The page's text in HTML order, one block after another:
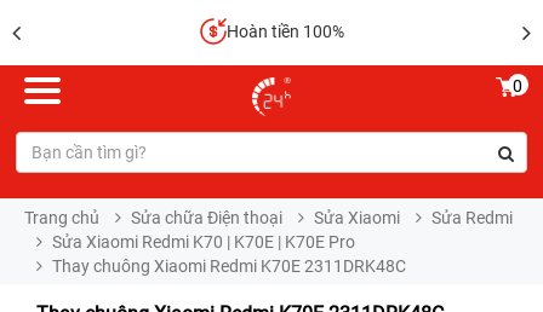
Hoàn tiền 100%
0
Trang chủ Sửa chữa Điện thoại Sửa Xiaomi
Sửa Redmi
Sửa Xiaomi Redmi K70 | K70E | K70E Pro
Thay chuông Xiaomi Redmi K70E 2311DRK48C